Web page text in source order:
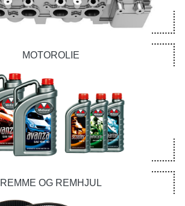
MOTOROLIE
REMME OG REMHJUL